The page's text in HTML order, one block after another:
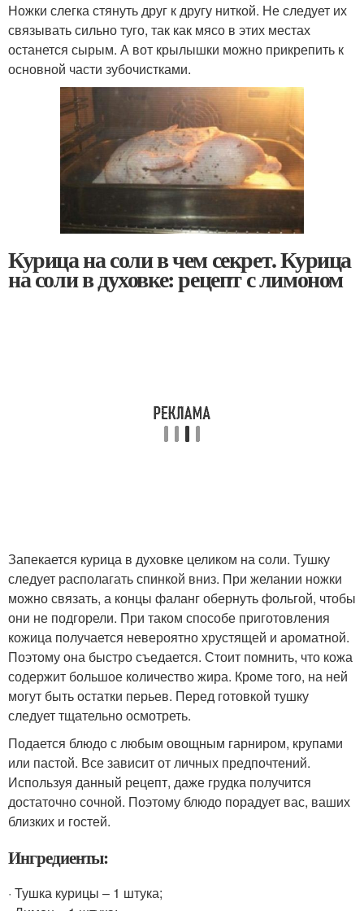
Ножки слегка стянуть друг к другу ниткой. Не следует их
связывать сильно туго, так как мясо в этих местах
останется сырым. А вот крылышки можно прикрепить к
основной части зубочистками.
Курица на соли в чем секрет. Курица
на соли в духовке: рецепт с лимоном
Запекается курица в духовке целиком на соли. Тушку
следует располагать спинкой вниз. При желании ножки
можно связать, а концы фаланг обернуть фольгой, чтобы
они не подгорели. При таком способе приготовления
кожица получается невероятно хрустящей и ароматной.
Поэтому она быстро съедается. Стоит помнить, что кожа
содержит большое количество жира. Кроме того, на ней
могут быть остатки перьев. Перед готовкой тушку
следует тщательно осмотреть.
Подается блюдо с любым овощным гарниром, крупами
или пастой. Все зависит от личных предпочтений.
Используя данный рецепт, даже грудка получится
достаточно сочной. Поэтому блюдо порадует вас, ваших
близких и гостей.
Ингредиенты:
· Тушка курицы – 1 штука;